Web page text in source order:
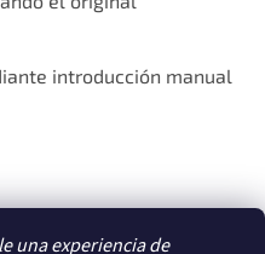
una experiencia de
introducción manual